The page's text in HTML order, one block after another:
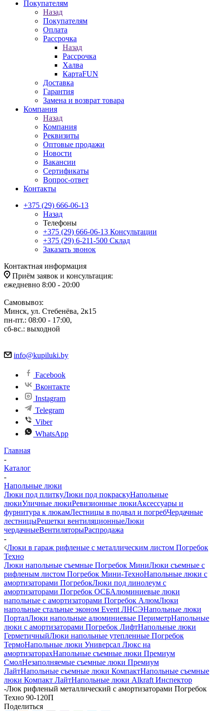
Покупателям
Назад
Покупателям
Оплата
Рассрочка
Назад
Рассрочка
Халва
КартаFUN
Доставка
Гарантия
Замена и возврат товара
Компания
Назад
Компания
Реквизиты
Оптовые продажи
Новости
Вакансии
Сертификаты
Вопрос-ответ
Контакты
+375 (29) 666-06-13
Назад
Телефоны
+375 (29) 666-06-13 Консультации
+375 (29) 6-211-500 Склад
Заказать звонок
Контактная информация
Приём заявок и консультация:
ежедневно 8:00 - 20:00
Самовывоз:
Минск, ул. Стебенёва, 2к15
пн-пт.: 08:00 - 17:00,
сб-вс.: выходной
info@kupiluki.by
Facebook
Вконтакте
Instagram
Telegram
Viber
WhatsApp
Главная
-
Каталог
-
Напольные люки
Люки под плиткуЛюки под покраскуНапольные
люкиУличные люкиРевизионные люкиАксессуары и
фурнитура к люкамЛестницы в подвал и погребЧердачные
лестницыРешетки вентиляционныеЛюки
чердачныеВентиляторыРаспродажа
-
Люки в гараж рифленые с металлическим листом Погребок
Техно
Люки напольные съемные Погребок МиниЛюки съемные с
рифленым листом Погребок Мини-ТехноНапольные люки с
амортизаторами ПогребокЛюки под линолеум с
амортизаторами Погребок ОСБАлюминиевые люки
напольные с амортизаторами Погребок АлюмЛюки
напольные стальные эконом Event ЛНСЭНапольные люки
ПорталЛюки напольные алюминиевые ПериметрНапольные
люки с амортизаторами Погребок ЛифтНапольные люки
ГерметичныйЛюки напольные утепленные Погребок
ТермоНапольные люки Универсал Люкс на
амортизаторахНапольные съемные люки Премиум
СмолНезаполняемые съемные люки Премиум
ЛайтНапольные съемные люки КомпактНапольные съемные
люки Компакт ЛайтНапольные люки Alkraft Инспектор
-Люк рифленый металлический с амортизаторами Погребок
Техно 90-120П
Поделиться